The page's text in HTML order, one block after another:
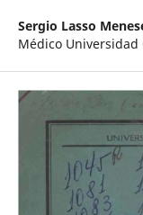
Sergio Lasso
Médico